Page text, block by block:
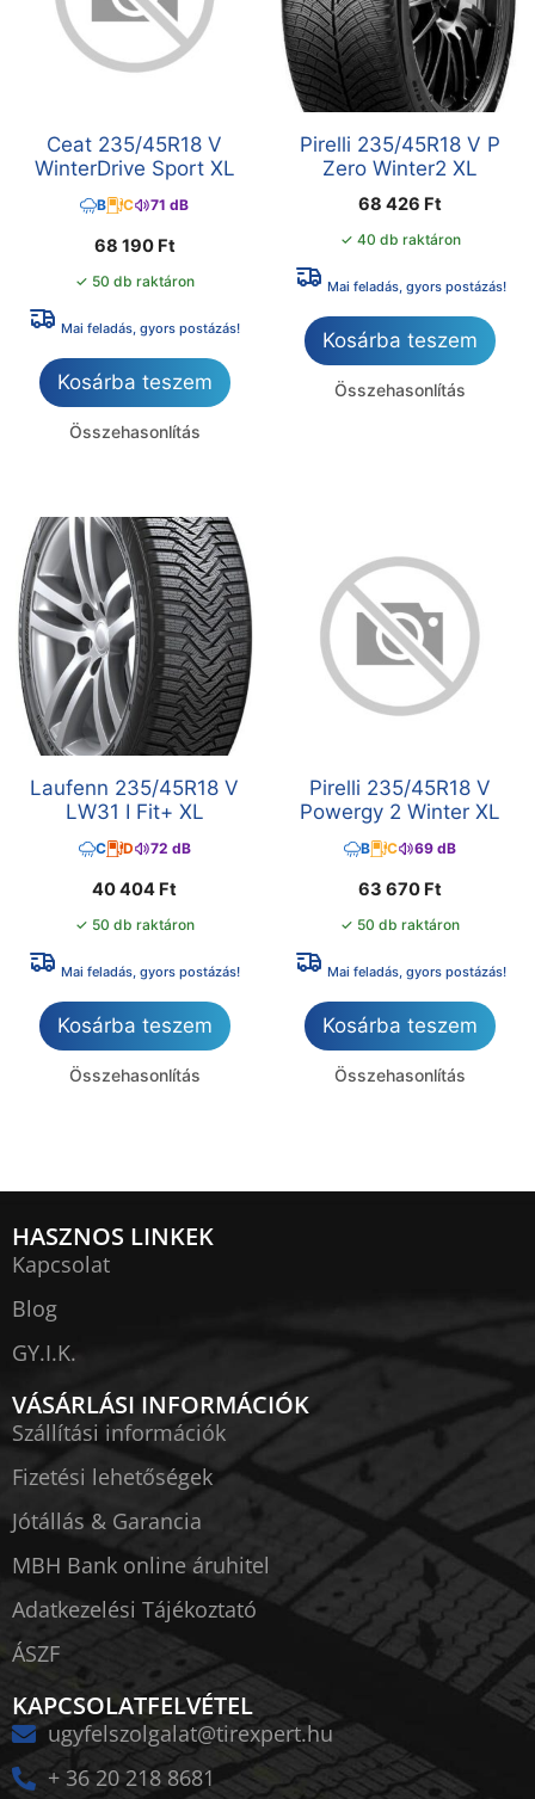
Ceat 235/45R18 V
WinterDrive Sport XL
B C 71 dB
68 190 Ft
✓ 50 db raktáron
Mai feladás, gyors postázás!
Kosárba teszem
Összehasonlítás
Pirelli 235/45R18 V P
Zero Winter2 XL
68 426 Ft
✓ 40 db raktáron
Mai feladás, gyors postázás!
Kosárba teszem
Összehasonlítás
Laufenn 235/45R18 V
LW31 I Fit+ XL
C D 72 dB
40 404 Ft
✓ 50 db raktáron
Mai feladás, gyors postázás!
Kosárba teszem
Összehasonlítás
Pirelli 235/45R18 V
Powergy 2 Winter XL
B C 69 dB
63 670 Ft
✓ 50 db raktáron
Mai feladás, gyors postázás!
Kosárba teszem
Összehasonlítás
HASZNOS LINKEK
Kapcsolat
Blog
GY.I.K.
VÁSÁRLÁSI INFORMÁCIÓK
Szállítási információk
Fizetési lehetőségek
Jótállás & Garancia
MBH Bank online áruhitel
Adatkezelési Tájékoztató
ÁSZF
KAPCSOLATFELVÉTEL
ugyfelszolgalat@tirexpert.hu
+ 36 20 218 8681